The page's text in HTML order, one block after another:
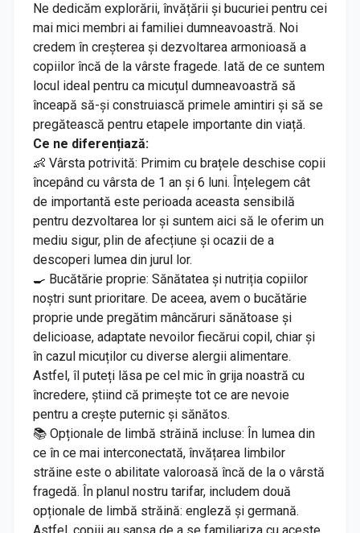
Ne dedicăm explorării, învățării și bucuriei pentru cei
mai mici membri ai familiei dumneavoastră. Noi
credem în creșterea și dezvoltarea armonioasă a
copiilor încă de la vârste fragede. Iată de ce suntem
locul ideal pentru ca micuțul dumneavoastră să
înceapă să-și construiască primele amintiri și să se
pregătească pentru etapele importante din viață.
Ce ne diferențiază:
👶 Vârsta potrivită: Primim cu brațele deschise copii
începând cu vârsta de 1 an și 6 luni. Înțelegem cât
de importantă este perioada aceasta sensibilă
pentru dezvoltarea lor și suntem aici să le oferim un
mediu sigur, plin de afecțiune și ocazii de a
descoperi lumea din jurul lor.
🍳 Bucătărie proprie: Sănătatea și nutriția copiilor
noștri sunt prioritare. De aceea, avem o bucătărie
proprie unde pregătim mâncăruri sănătoase și
delicioase, adaptate nevoilor fiecărui copil, chiar și
în cazul micuților cu diverse alergii alimentare.
Astfel, îl puteți lăsa pe cel mic în grija noastră cu
încredere, știind că primește tot ce are nevoie
pentru a crește puternic și sănătos.
📚 Opționale de limbă străină incluse: În lumea din
ce în ce mai interconectată, învățarea limbilor
străine este o abilitate valoroasă încă de la o vârstă
fragedă. În planul nostru tarifar, includem două
opționale de limbă străină: engleză și germană.